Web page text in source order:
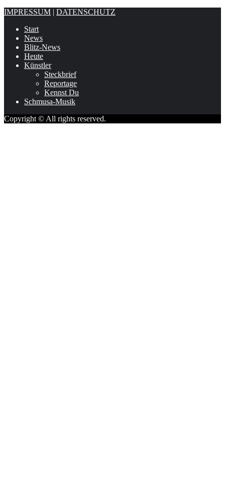
IMPRESSUM | DATENSCHUTZ
Start
News
Blitz-News
Heute
Künstler
Steckbrief
Reportage
Kennst Du
Schmusa-Musik
Copyright © All rights reserved.